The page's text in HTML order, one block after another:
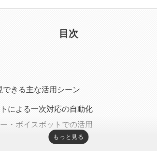
目次
できる主な活用シーン
による一次対応の自動化
・ボイスボットでの活用
わせフォーム対応の自動化
もっと見る